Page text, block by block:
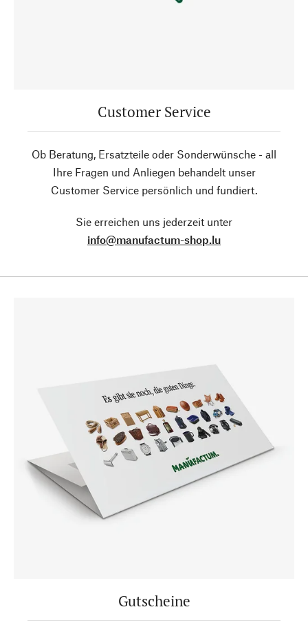
Customer Service
Ob Beratung, Ersatzteile oder Sonderwünsche - all
Ihre Fragen und Anliegen behandelt unser
Customer Service persönlich und fundiert.
Sie erreichen uns jederzeit unter
info@manufactum-shop.lu
Gutscheine